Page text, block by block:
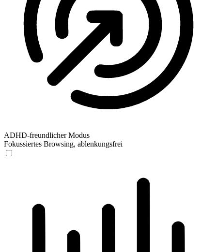
ADHD-freundlicher Modus
Fokussiertes Browsing, ablenkungsfrei